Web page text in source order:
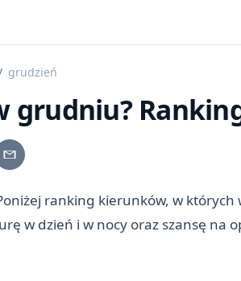
grudzień
grudniu?
ranking kierunków, w
w dzień i w nocy oraz szansę na